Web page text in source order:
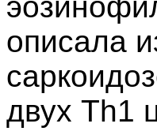
описала
двух Th1